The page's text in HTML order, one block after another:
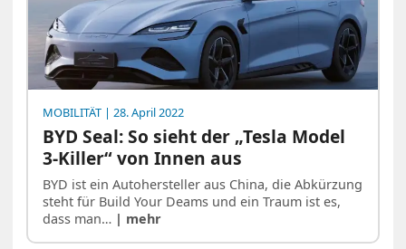
MOBILITÄT | 28. April 2022
BYD Seal: So sieht der „Tesla Model
3-Killer“ von Innen aus
BYD ist ein Autohersteller aus China, die Abkürzung
steht für Build Your Deams und ein Traum ist es,
dass man… | mehr